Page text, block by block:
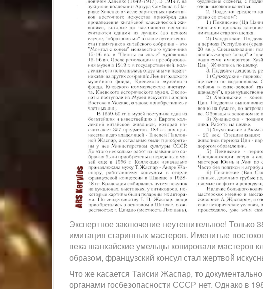
Экспертное заключение неутешительное! Только
имитация старинных мастеров. Именитые
века шанхайские умельцы копировали мастеров
образом, французский консул стал жертвой
Что же касается Таисии Жаспар, то
органами госбезопасности СССР нет. Однако в